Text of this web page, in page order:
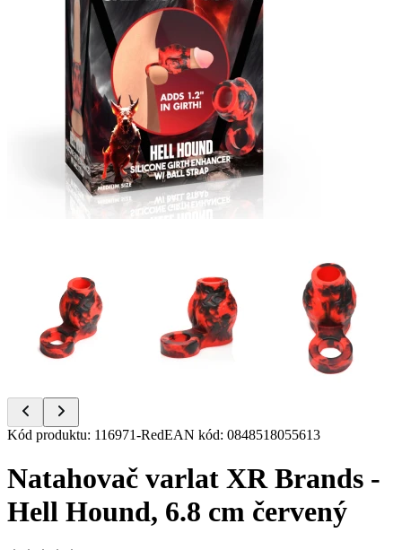
Item
of
16
Kód produktu: 116971-RedEAN kód: 0848518055613
Natahovač varlat XR Brands -
Hell Hound, 6.8 cm červený